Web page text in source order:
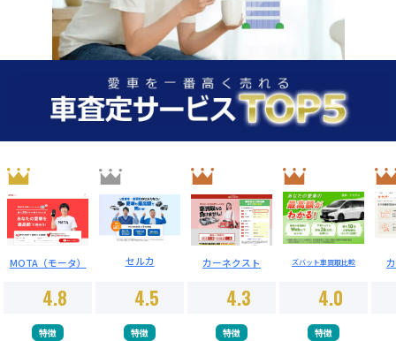
MOTA（モータ） セルカ カーネクスト ズバット車買取比較
4.8 4.5 4.3 4.0
特徴
特徴
特徴
特徴